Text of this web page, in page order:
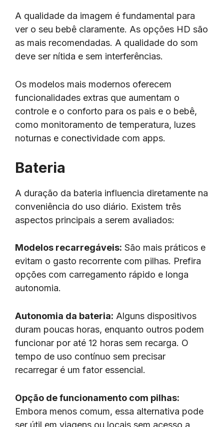
A qualidade da imagem é fundamental para
ver o seu bebê claramente. As opções HD são
as mais recomendadas. A qualidade do som
deve ser nítida e sem interferências.
Os modelos mais modernos oferecem
funcionalidades extras que aumentam o
controle e o conforto para os pais e o bebê,
como monitoramento de temperatura, luzes
noturnas e conectividade com apps.
Bateria
A duração da bateria influencia diretamente na
conveniência do uso diário. Existem três
aspectos principais a serem avaliados:
Modelos recarregáveis: São mais práticos e
evitam o gasto recorrente com pilhas. Prefira
opções com carregamento rápido e longa
autonomia.
Autonomia da bateria: Alguns dispositivos
duram poucas horas, enquanto outros podem
funcionar por até 12 horas sem recarga. O
tempo de uso contínuo sem precisar
recarregar é um fator essencial.
Opção de funcionamento com pilhas:
Embora menos comum, essa alternativa pode
ser útil em viagens ou locais sem acesso a